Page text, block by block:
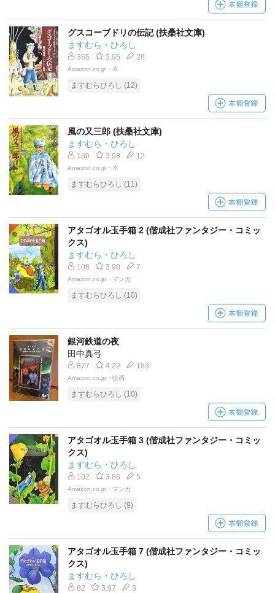
グスコーブドリの伝記 (扶桑社文庫)
ますむら・ひろし
365 3.95 28
Amazon.co.jp・本
ますむらひろし (12)
風の又三郎 (扶桑社文庫)
ますむら・ひろし
180 3.98 12
Amazon.co.jp・本
ますむらひろし (11)
アタゴオル玉手箱 2 (偕成社ファンタジー・コミッ
クス)
ますむら・ひろし
108 3.90 7
Amazon.co.jp・マンガ
ますむらひろし (10)
銀河鉄道の夜
田中真弓
877 4.22 183
Amazon.co.jp・映画
ますむらひろし (10)
アタゴオル玉手箱 3 (偕成社ファンタジー・コミッ
クス)
ますむら・ひろし
102 3.86 5
Amazon.co.jp・マンガ
ますむらひろし (9)
アタゴオル玉手箱 7 (偕成社ファンタジー・コミッ
クス)
ますむら・ひろし
82 3.97 3